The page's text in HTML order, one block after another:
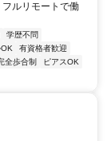
ルリモートで働
学歴不問
有資格者歓迎
全歩合制
ピアスOK